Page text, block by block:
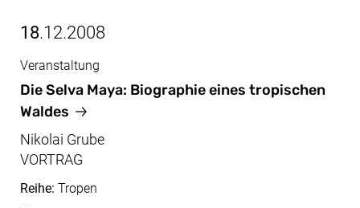
18.12.2008
Dez, 18.12.2008
Die Selva Maya: Biographie eines tropischen
Waldes
Veranstaltung
Nikolai Grube
VORTRAG
Reihe: Tropen